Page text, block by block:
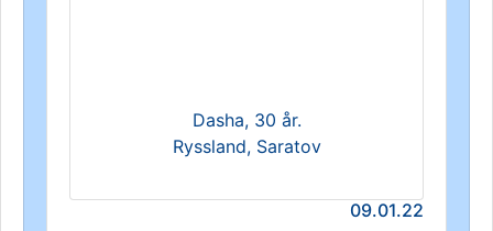
Dasha, 30 år.
Ryssland, Saratov
09.01.22